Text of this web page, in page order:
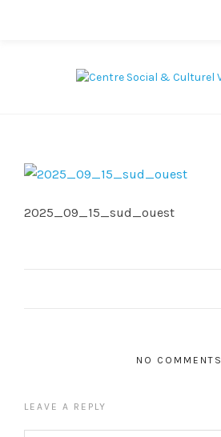
2025_09_15_sud_ouest
NO COMMENTS
LEAVE A REPLY